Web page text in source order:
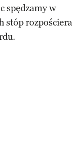
spędzamy w
stóp rozpościera